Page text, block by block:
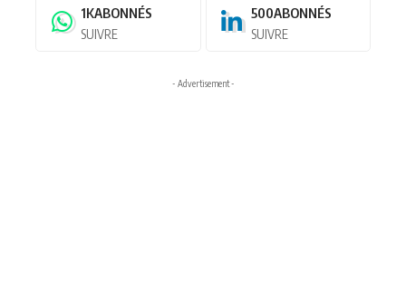
1KABONNÉS
SUIVRE
500ABONNÉS
SUIVRE
- Advertisement -